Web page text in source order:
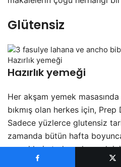
Glütensiz
Hazırlık yemeği
Hazırlık yemeği
Her akşam yemek
bıkmış olan herkes için,
Sadece yüzlerce glutensiz
zamanda bütün hafta
yemeklerin tadını çıkarmak
yapmanıza ve